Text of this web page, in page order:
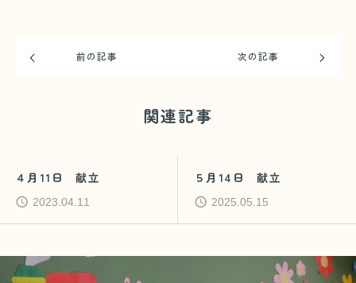
前の記事 次の記事
関連記事
４月11日 献立
2023.04.11
５月14日 献立
2025.05.15